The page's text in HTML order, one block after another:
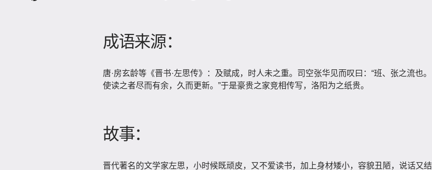
成语来源：
唐·房玄龄等《晋书·左思传》：及赋成，时人未之重。司空张华见而叹曰：“班、张之流也。
使读之者尽而有余，久而更新。”于是豪贵之家竞相传写，洛阳为之纸贵。
故事：
晋代著名的文学家左思，小时候既顽皮，又不爱读书，加上身材矮小，容貌丑陋，说话又结